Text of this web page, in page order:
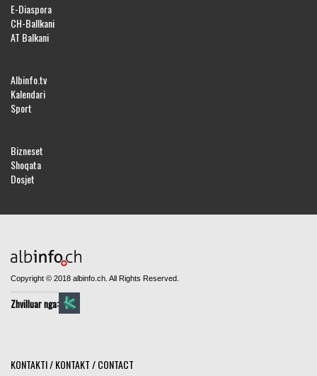
E-Diaspora
CH-Ballkani
AT Balkani
Albinfo.tv
Kalendari
Sport
Bizneset
Shoqata
Dosjet
Copyright © 2018 albinfo.ch. All Rights Reserved.
Zhvilluar nga:
KONTAKTI / KONTAKT / CONTACT